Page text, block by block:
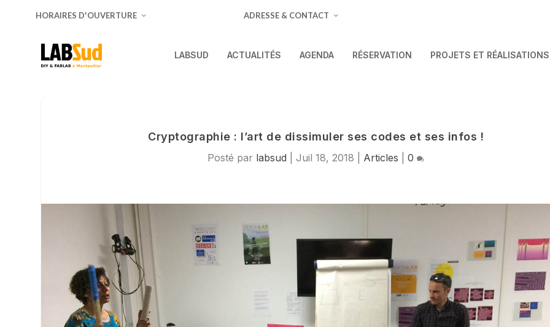
HORAIRES D'OUVERTURE ADRESSE & CONTACT
LABSUD ACTUALITÉS AGENDA RÉSERVATION PROJETS ET RÉALISATIONS
Cryptographie : l’art de dissimuler ses codes et ses infos !
Posté par labsud |Juil 18, 2018 Articles |0